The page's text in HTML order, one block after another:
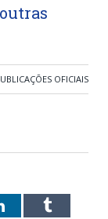
OFICIAIS
LinkedInTumblr